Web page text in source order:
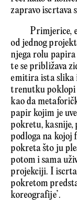
zapravo iscrtava
Primjerice,
od jednog
njega rolu
te se približava
emitira ista slika
trenutku poklopi
kao da
papir kojim je
pokretu, kasnije,
podloga na kojoj
pokreta što ju
potom i sama
projekciji. I
pokretom
koreografije’.